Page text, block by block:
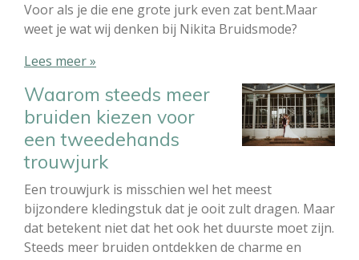
Voor als je die ene grote jurk even zat bent.Maar
weet je wat wij denken bij Nikita Bruidsmode?
Lees meer »
Waarom steeds meer
bruiden kiezen voor
een tweedehands
trouwjurk
Een trouwjurk is misschien wel het meest
bijzondere kledingstuk dat je ooit zult dragen. Maar
dat betekent niet dat het ook het duurste moet zijn.
Steeds meer bruiden ontdekken de charme en